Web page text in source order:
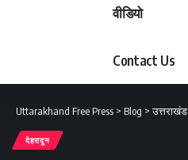
वीडियो
Contact Us
Uttarakhand Free Press > Blog >उत्तराखंड
देहरादून